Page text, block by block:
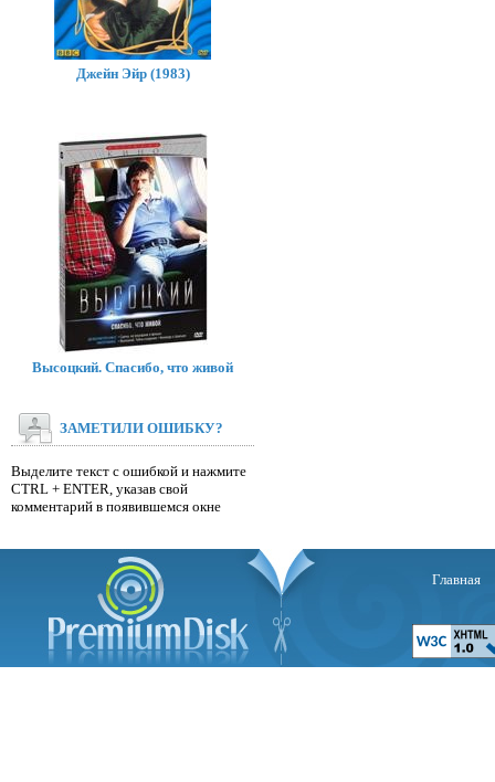
Джейн Эйр (1983)
Высоцкий. Спасибо, что живой
ЗАМЕТИЛИ ОШИБКУ?
Выделите текст с ошибкой и нажмите
CTRL + ENTER, указав свой
комментарий в появившемся окне
Главная